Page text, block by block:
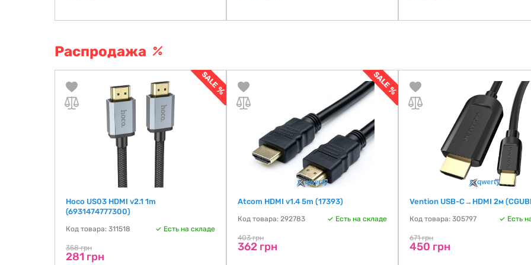
Распродажа
Hoco US03 HDMI v2.1 1m
(6931474777300)
Код товара: 311518 Есть на складе
358 грн
281 грн
Atcom HDMI v1.4 5m (17393)
Код товара: 292783 Есть на складе
403 грн
362 грн
Vention USB-C→HDMI 2м
Код товара: 305797 Есть
671 грн
450 грн